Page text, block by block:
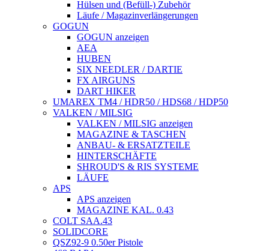
Hülsen und (Befüll-) Zubehör
Läufe / Magazinverlängerungen
GOGUN
GOGUN anzeigen
AEA
HUBEN
SIX NEEDLER / DARTIE
FX AIRGUNS
DART HIKER
UMAREX TM4 / HDR50 / HDS68 / HDP50
VALKEN / MILSIG
VALKEN / MILSIG anzeigen
MAGAZINE & TASCHEN
ANBAU- & ERSATZTEILE
HINTERSCHÄFTE
SHROUD'S & RIS SYSTEME
LÄUFE
APS
APS anzeigen
MAGAZINE KAL. 0.43
COLT SAA.43
SOLIDCORE
QSZ92-9 0.50er Pistole